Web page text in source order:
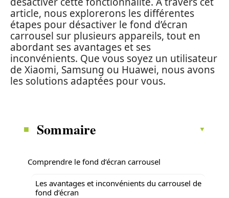
article, nous explorerons les différentes
étapes pour désactiver le fond d’écran
carrousel sur plusieurs appareils, tout en
abordant ses avantages et ses
inconvénients. Que vous soyez un utilisateur
de Xiaomi, Samsung ou Huawei, nous avons
les solutions adaptées pour vous.
Sommaire
Comprendre le fond d’écran carrousel
Les avantages et inconvénients du carrousel de
fond d’écran